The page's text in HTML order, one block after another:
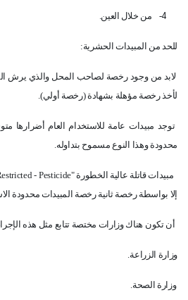
4- من خلال العين.
للحد من المبيدات الحشرية:
لابد من وجود رخصة لصاحب المحل والذي يرش
لأخذ رخصة مؤهلة بشهادة (رخصة أولي).
توجد مبيدات عامة للاستخدام العام أضرارها
محدودة وهذا النوع مسموح بتداوله.
مبيدات قاتلة عالية الخطورة "- Pesticide
إلا بواسطة رخصة ثانية رخصة المبيدات محدودة
أن تكون هناك وزارات مختصة تتابع مثل هذه
وزارة الزراعة.
وزارة الصحة.